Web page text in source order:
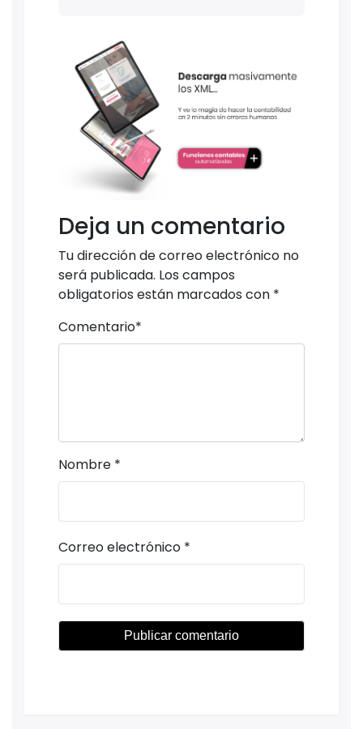
Deja un comentario
Tu dirección de correo electrónico no
será publicada. Los campos
obligatorios están marcados con *
Comentario*
Nombre *
Correo electrónico *